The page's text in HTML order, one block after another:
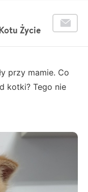
Życie
przy mamie. Co
kotki? Tego nie